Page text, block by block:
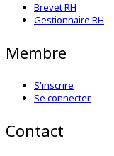
Brevet RH
Gestionnaire RH
Membre
S'inscrire
Se connecter
Contact